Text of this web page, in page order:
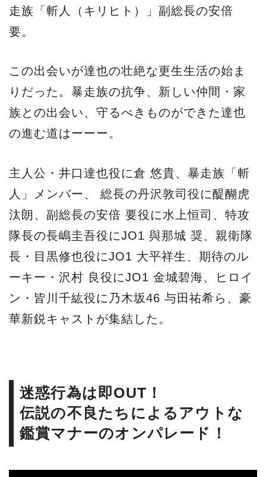
走族「斬人（キリヒト）」副総長の安倍
要。
この出会いが達也の壮絶な更生生活の始ま
りだった。暴走族の抗争、新しい仲間・家
族との出会い、守るべきものができた達也
の進む道はーーー。
主人公・井口達也役に倉 悠貴、暴走族「斬
人」メンバー、 総長の丹沢敦司役に醍醐虎
汰朗、副総長の安倍 要役に⽔上恒司、特攻
隊長の長嶋圭吾役にJO1 與那城 奨、親衛隊
長・目黒修也役にJO1 大平祥生、期待のル
ーキー・沢村 良役にJO1 ⾦城碧海、ヒロイ
ン・皆川千紘役に乃木坂46 与田祐希ら、豪
華新鋭キャストが集結した。
迷惑行為は即OUT！
伝説の不良たちによるアウトな
鑑賞マナーのオンパレード！